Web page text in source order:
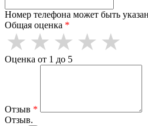
Номер телефона может быть
Общая оценка *
Оценка от 1 до 5
Отзыв *
Отзыв.